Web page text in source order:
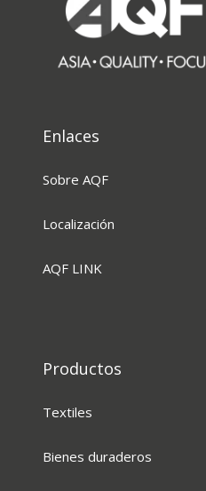
Enlaces
Sobre AQF
Localización
AQF LINK
Productos
Textiles
Bienes duraderos